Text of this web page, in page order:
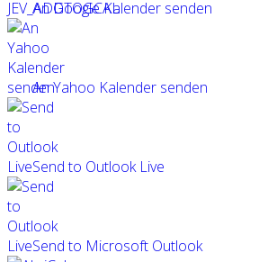
An Google Kalender senden
An Yahoo Kalender senden
Send to Outlook Live
Send to Microsoft Outlook